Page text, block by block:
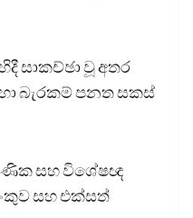
සාකච්ඡා වූ අතර
බැරකම් පනත සකස්
සහ විශේෂඥ
සහ එක්සත්